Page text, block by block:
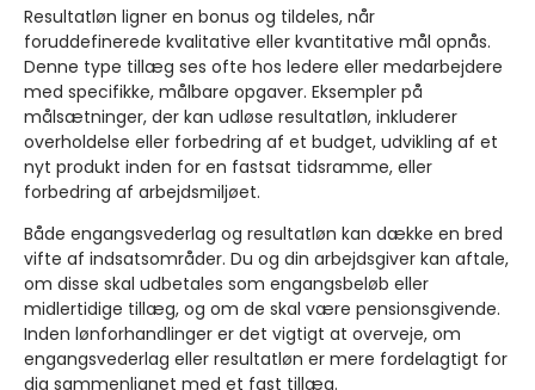
Resultatløn ligner en bonus og tildeles, når
foruddefinerede kvalitative eller kvantitative mål opnås.
Denne type tillæg ses ofte hos ledere eller medarbejdere
med specifikke, målbare opgaver. Eksempler på
målsætninger, der kan udløse resultatløn, inkluderer
overholdelse eller forbedring af et budget, udvikling af et
nyt produkt inden for en fastsat tidsramme, eller
forbedring af arbejdsmiljøet.
Både engangsvederlag og resultatløn kan dække en bred
vifte af indsatsområder. Du og din arbejdsgiver kan aftale,
om disse skal udbetales som engangsbeløb eller
midlertidige tillæg, og om de skal være pensionsgivende.
Inden lønforhandlinger er det vigtigt at overveje, om
engangsvederlag eller resultatløn er mere fordelagtigt for
dig sammenlignet med et fast tillæg.